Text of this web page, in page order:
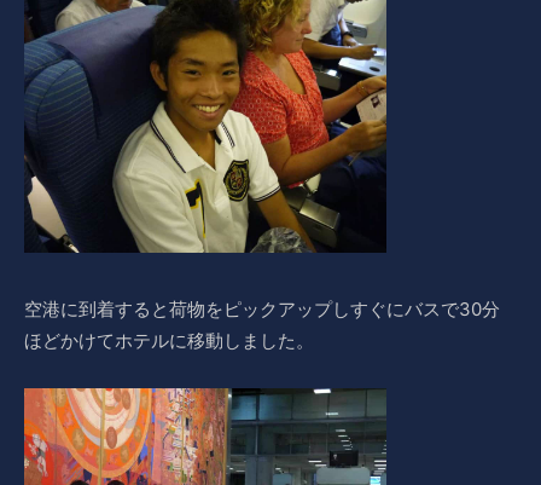
空港に到着すると荷物をピックアップしすぐにバスで30分
ほどかけてホテルに移動しました。